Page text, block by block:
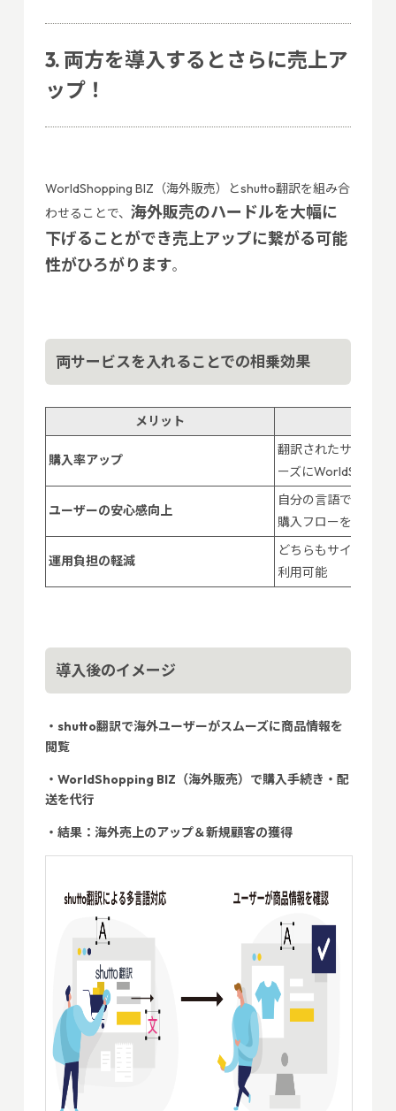
3. 両方を導入するとさらに売上ア
ップ！
WorldShopping BIZ（海外販売）とshutto翻訳を組み合
わせることで、 海外販売のハードルを大幅に
下げることができ売上アップに繋がる可能
性がひろがります。
両サービスを入れることでの相乗効果
メリット
購入率アップ
翻訳されたサイトで
ーズに
ユーザーの安心感向上
自分の言語で商品情
購入フローを提供
運用負担の軽減
どちらもサイトにタ
利用可能
導入後のイメージ
・shutto翻訳で海外ユーザーがスムーズに商品情報を
閲覧
・WorldShopping BIZ（海外販売）で購入手続き・配
送を代行
・結果：海外売上のアップ＆新規顧客の獲得